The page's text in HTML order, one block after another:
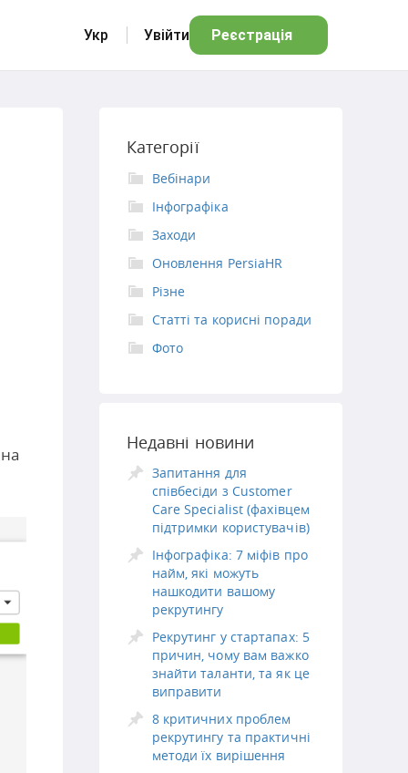
Укр Увійти Реєстрація
Категорії
Вебінари
Інфографіка
Заходи
Оновлення PersiaHR
Різне
Статті та корисні поради
Фото
Недавні новини
Запитання для
співбесіди з Customer
Care Specialist (фахівцем
підтримки користувачів)
Інфографіка: 7 міфів про
найм, які можуть
нашкодити вашому
рекрутингу
Рекрутинг у стартапах: 5
причин, чому вам важко
знайти таланти, та як це
виправити
8 критичних проблем
рекрутингу та практичні
методи їх вирішення